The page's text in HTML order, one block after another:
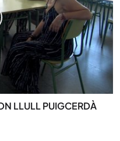
LLULL PUIGCERDÀ